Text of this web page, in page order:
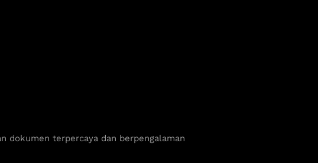
dokumen terpercaya dan berpengalaman